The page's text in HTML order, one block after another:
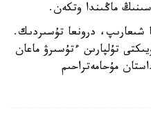
ماڭىندا وتكەن.
شىعارىپ، درونعا تۇسىردىك.
تۇلپارىن ءتۇسىرۋ ماعان
مۇحامەتراحىم